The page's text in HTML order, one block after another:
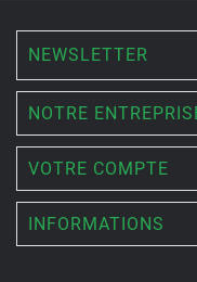
NEWSLETTER
NOTRE
VOTRE COMPTE
INFORMATIONS